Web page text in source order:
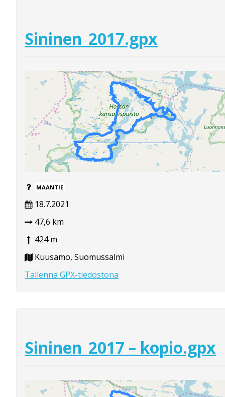
Sininen_2017.gpx
MAANTIE
18.7.2021
47,6 km
424 m
Kuusamo, Suomussalmi
Tallenna GPX-tiedostona
Sininen_2017 – kopio.gpx